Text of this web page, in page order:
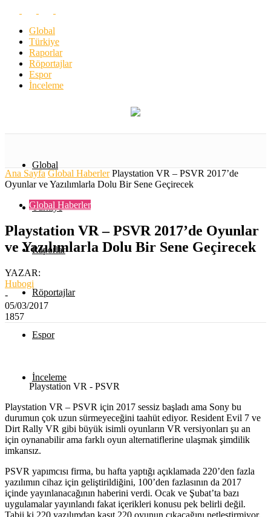
Global
Türkiye
Raporlar
Röportajlar
Espor
İnceleme
Global
Türkiye
Raporlar
Röportajlar
Espor
İnceleme
Ana Sayfa Global Haberler Playstation VR – PSVR 2017’de
Oyunlar ve Yazılımlarla Dolu Bir Sene Geçirecek
Global Haberler
Playstation VR – PSVR 2017’de Oyunlar
ve Yazılımlarla Dolu Bir Sene Geçirecek
YAZAR:
Hubogi
-
05/03/2017
1857
Playstation VR - PSVR
Playstation VR – PSVR için 2017 sessiz başladı ama Sony bu
durumun çok uzun sürmeyeceğini taahüt ediyor. Resident Evil 7 ve
Dirt Rally VR gibi büyük isimli oyunların VR versiyonları şu an
için oynanabilir ama farklı oyun alternatiflerine ulaşmak şimdilik
imkansız.
PSVR yapımcısı firma, bu hafta yaptığı açıklamada 220’den fazla
yazılımın cihaz için geliştirildiğini, 100’den fazlasının da 2017
içinde yayınlanacağının haberini verdi. Ocak ve Şubat’ta bazı
uygulamalar yayınlandı fakat içerikleri konusu pek belirli değil.
Tabii ki 220 yazılımdan kasıt 220 oyunun çıkacağını netleştirmiyor.